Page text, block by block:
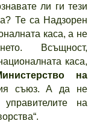
ли ги тези
Те са Надзорен
каса, а не
Всъщност,
каса,
на
съюз. А да не
на